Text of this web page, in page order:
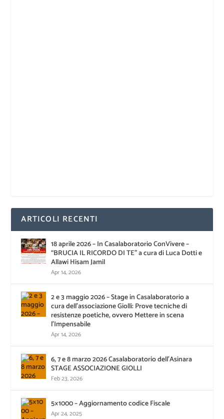
ARTICOLI RECENTI
18 aprile 2026 – In Casalaboratorio ConVivere –
“BRUCIA IL RICORDO DI TE” a cura di Luca Dotti e
Allawi Hisam Jamil
Apr 14, 2026
2 e 3 maggio 2026 – Stage in Casalaboratorio a
cura dell’associazione Giolli: Prove tecniche di
resistenze poetiche, ovvero Mettere in scena
l’Impensabile
Apr 14, 2026
6, 7 e 8 marzo 2026 Casalaboratorio dell’Asinara
STAGE ASSOCIAZIONE GIOLLI
Feb 23, 2026
5×1000 – Aggiornamento codice Fiscale
Apr 24, 2025